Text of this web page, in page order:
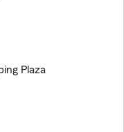
Plaza